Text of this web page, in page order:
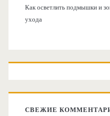
Как осветлить подмышки и
ухода
СВЕЖИЕ